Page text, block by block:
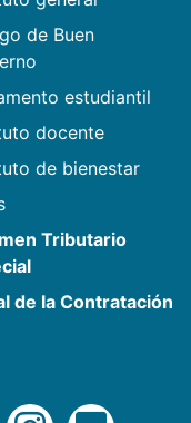
de Buen
estudiantil
docente
de bienestar
Tributario
de la Contratación